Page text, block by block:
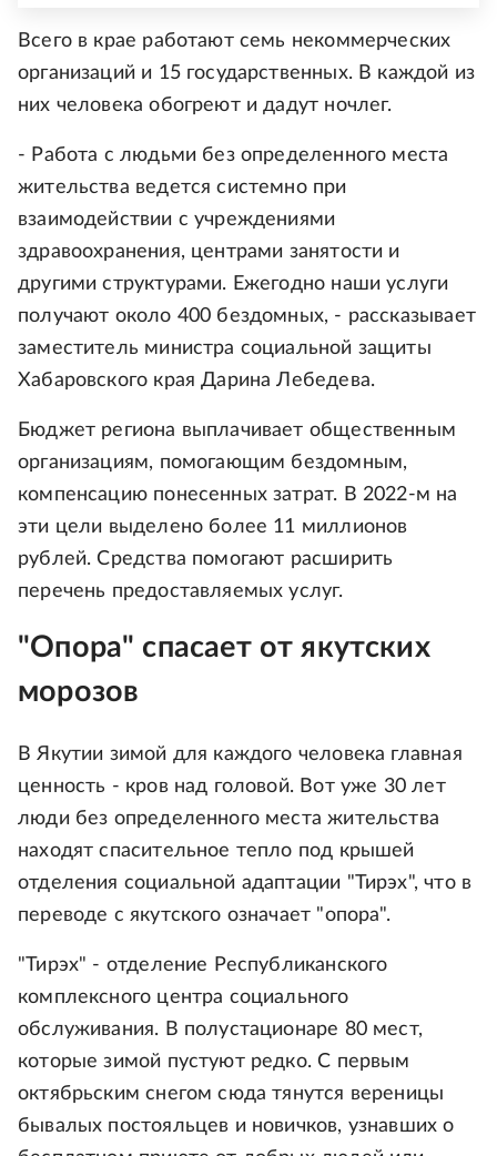
Всего в крае работают семь некоммерческих
организаций и 15 государственных. В каждой из
них человека обогреют и дадут ночлег.
- Работа с людьми без определенного места
жительства ведется системно при
взаимодействии с учреждениями
здравоохранения, центрами занятости и
другими структурами. Ежегодно наши услуги
получают около 400 бездомных, - рассказывает
заместитель министра социальной защиты
Хабаровского края Дарина Лебедева.
Бюджет региона выплачивает общественным
организациям, помогающим бездомным,
компенсацию понесенных затрат. В 2022-м на
эти цели выделено более 11 миллионов
рублей. Средства помогают расширить
перечень предоставляемых услуг.
"Опора" спасает от якутских
морозов
В Якутии зимой для каждого человека главная
ценность - кров над головой. Вот уже 30 лет
люди без определенного места жительства
находят спасительное тепло под крышей
отделения социальной адаптации "Тирэх", что в
переводе с якутского означает "опора".
"Тирэх" - отделение Республиканского
комплексного центра социального
обслуживания. В полустационаре 80 мест,
которые зимой пустуют редко. С первым
октябрьским снегом сюда тянутся вереницы
бывалых постояльцев и новичков, узнавших о